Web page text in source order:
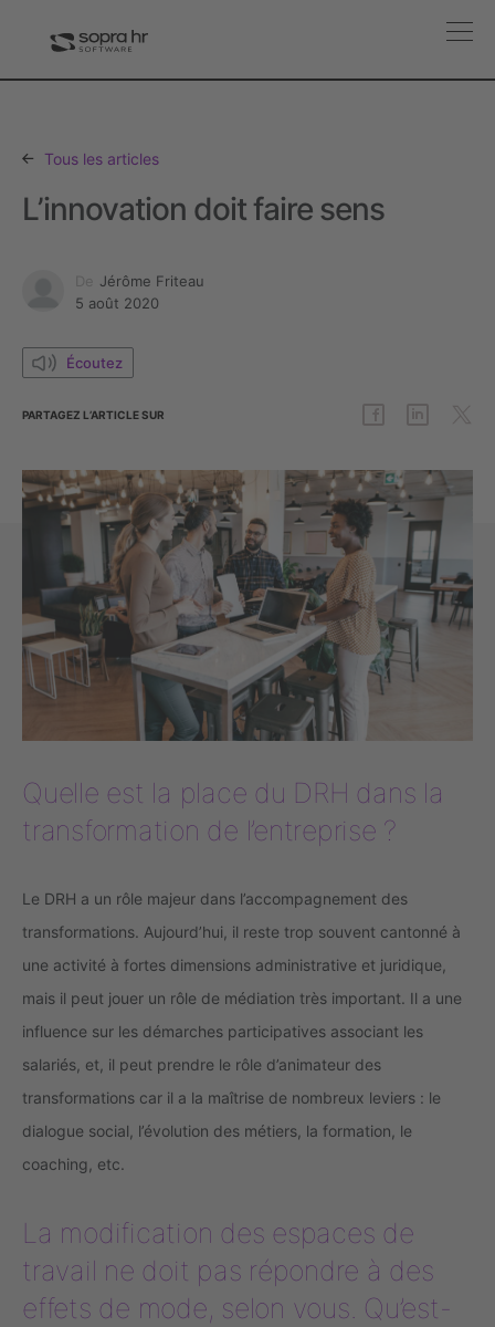
Tous les articles
L’innovation doit faire sens
Jérôme Friteau
5 août 2020
Écoutez
PARTAGEZ L’ARTICLE SUR
Quelle est la place du DRH dans la
transformation de l’entreprise ?
Le DRH a un rôle majeur dans l’accompagnement des
transformations. Aujourd’hui, il reste trop souvent cantonné à
une activité à fortes dimensions administrative et juridique,
mais il peut jouer un rôle de médiation très important. Il a une
influence sur les démarches participatives associant les
salariés, et, il peut prendre le rôle d’animateur des
transformations car il a la maîtrise de nombreux leviers : le
dialogue social, l’évolution des métiers, la formation, le
coaching, etc.
La modification des espaces de
travail ne doit pas répondre à des
effets de mode, selon vous. Qu’est-